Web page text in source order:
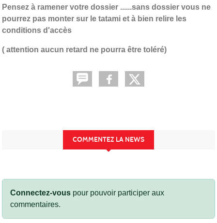
Pensez à ramener votre dossier ......sans dossier vous ne
pourrez pas monter sur le tatami et à bien relire les
conditions d'accès
( attention aucun retard ne pourra être toléré)
COMMENTEZ LA NEWS
Connectez-vous pour pouvoir participer aux
commentaires.